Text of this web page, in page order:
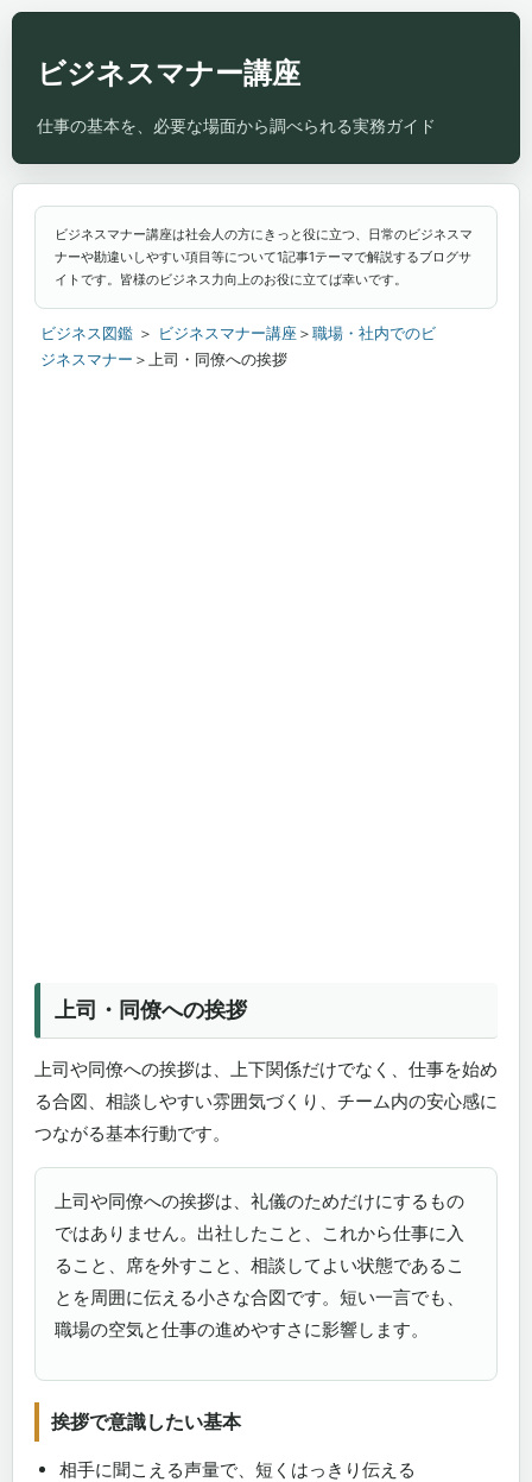
ビジネスマナー講座
ビジネスマナー講座は社会人の方にきっと役に立つ、日常のビジネスマ
ナーや勘違いしやすい項目等について1記事1テーマで解説するブログサ
イトです。皆様のビジネス力向上のお役に立てば幸いです。
ビジネス図鑑 ＞ ビジネスマナー講座 ＞ 職場・社内でのビ
ジネスマナー ＞上司・同僚への挨拶
上司・同僚への挨拶
上司や同僚への挨拶は、上下関係だけでなく、仕事を始め
る合図、相談しやすい雰囲気づくり、チーム内の安心感に
つながる基本行動です。
上司や同僚への挨拶は、礼儀のためだけにするもの
ではありません。出社したこと、これから仕事に入
ること、席を外すこと、相談してよい状態であるこ
とを周囲に伝える小さな合図です。短い一言でも、
職場の空気と仕事の進めやすさに影響します。
挨拶で意識したい基本
相手に聞こえる声量で、短くはっきり伝える